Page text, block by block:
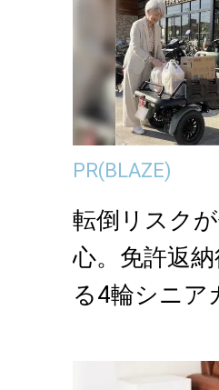
PR(BLAZE)
転倒リスク
心。免許返
る4輪シニア